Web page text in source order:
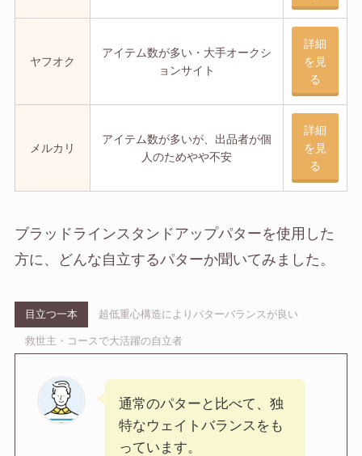
ヤフオク
アイテム数が多い・大手オークシ
ョンサイト
詳細
を見
る
メルカリ
アイテム数が多いが、出品者が個
人のためやや不安
詳細
を見
る
ブラッドラインスタンドアップパターを使用した
方に、どんな自立するパターか聞いてみました。
目立つ一本 超低重心構造によりパターバランスが良い
救世主・コースで大活躍の自立者
通常のパターと比べて、独
特なウェイトバランスをも
っています。